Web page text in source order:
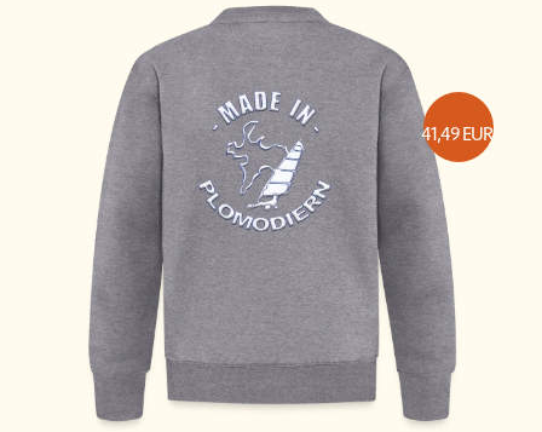
41,49EUR